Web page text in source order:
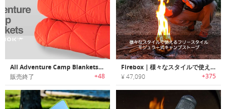
All Adventure Camp Blankets｜アウトドアで活躍するブランケットシステム
販売終了 +48
Firebox｜様々なスタイルで使えるフリースタイルモジュラー式キャンプストーブ「ファイヤーボックス」
¥ 47,090 +375